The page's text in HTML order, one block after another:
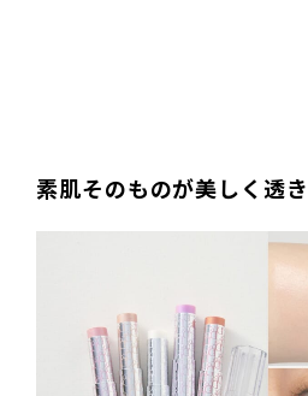
素肌そのものが美しく透